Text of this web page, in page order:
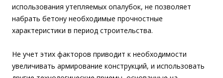
использования утепляемых опалубок, не позволяет
набрать бетону необходимые прочностные
характеристики в период строительства.
Не учет этих факторов приводит к необходимости
увеличивать армирование конструкций, и использовать